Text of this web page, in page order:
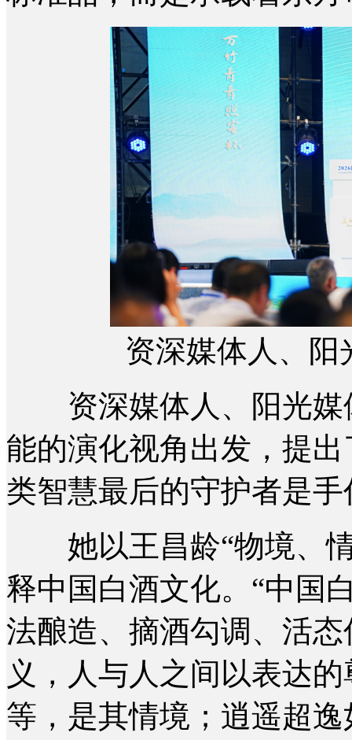
资深媒体人、阳
资深媒体人、阳光媒
能的演化视角出发，提
类智慧最后的守护者是手
她以王昌龄“物境、情
释中国白酒文化。“中国
法酿造、摘酒勾调、活
义，人与人之间以表达
等，是其情境；逍遥超